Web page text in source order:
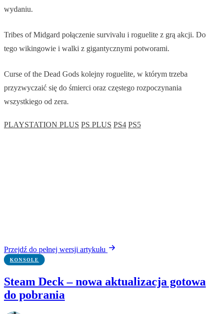
wydaniu.
Tribes of Midgard połączenie survivalu i roguelite z grą akcji. Do
tego wikingowie i walki z gigantycznymi potworami.
Curse of the Dead Gods kolejny roguelite, w którym trzeba
przyzwyczaić się do śmierci oraz częstego rozpoczynania
wszystkiego od zera.
PLAYSTATION PLUS PS PLUS PS4 PS5
Przejdź do pełnej wersji artykułu
KONSOLE
Steam Deck – nowa aktualizacja gotowa
do pobrania